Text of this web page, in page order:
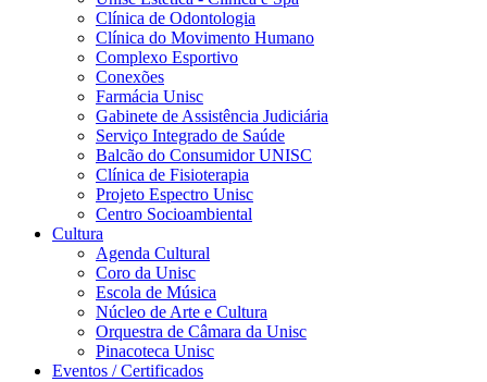
Clínica de Odontologia
Clínica do Movimento Humano
Complexo Esportivo
Conexões
Farmácia Unisc
Gabinete de Assistência Judiciária
Serviço Integrado de Saúde
Balcão do Consumidor UNISC
Clínica de Fisioterapia
Projeto Espectro Unisc
Centro Socioambiental
Cultura
Agenda Cultural
Coro da Unisc
Escola de Música
Núcleo de Arte e Cultura
Orquestra de Câmara da Unisc
Pinacoteca Unisc
Eventos / Certificados